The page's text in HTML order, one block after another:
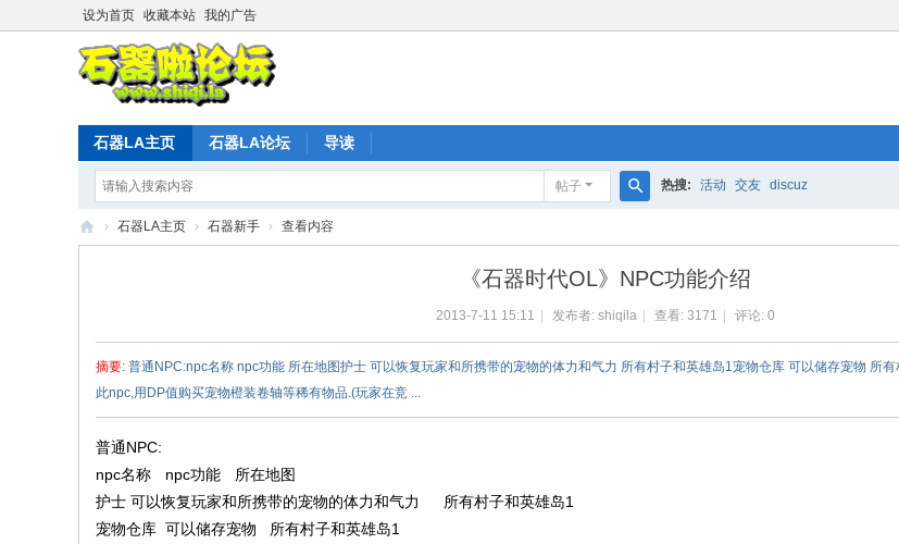
设为首页 收藏本站 我的广告
石器LA主页 石器LA论坛 导读
帖子
索
热搜: 活动 交友 discuz
› 石器LA主页 › 石器新手 › 查看内容
《石器时代OL》NPC功能介绍
2013-7-11 15:11 发布者: shiqila 查看: 3171 评论: 0
摘要: 普通NPC:npc名称 npc功能 所在地图护士 可以恢复玩家和所携带的宠物的体力和气力 所有村子和英雄岛1宠物仓库 可以储存宠物 所
此npc,用DP值购买宠物橙装卷轴等稀有物品.(玩家在竞 ...
普通NPC:
npc名称
npc功能
所在地图
护士 可以恢复玩家和所携带的宠物的体力和气力
所有村子和英雄岛1
宠物仓库 可以储存宠物
所有村子和英雄岛1